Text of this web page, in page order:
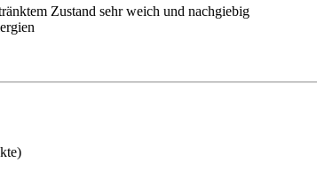
Zustand sehr weich und nachgiebig